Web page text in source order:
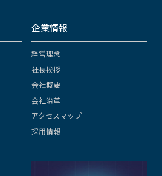
企業情報
経営理念
社長挨拶
会社概要
会社沿革
アクセスマップ
採用情報